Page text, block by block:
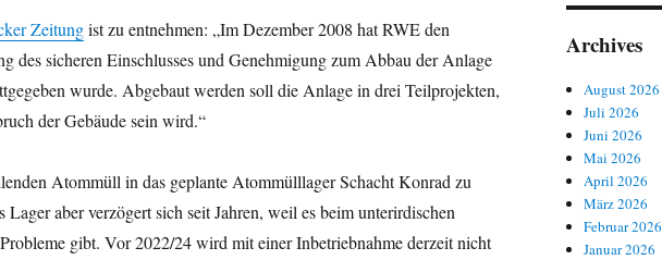
Zeitungist zu entnehmen: „Im Dezember 2008 hat RWE den
des sicheren Einschlusses und Genehmigung zum Abbau der Anlage
wurde. Abgebaut werden soll die Anlage in drei Teilprojekten,
der Gebäude sein wird.“
Atommüll in das geplante Atommülllager Schacht Konrad zu
Lager aber verzögert sich seit Jahren, weil es beim unterirdischen
gibt. Vor 2022/24 wird mit einer Inbetriebnahme derzeit nicht
Archives
August 2026
Juli 2026
Juni 2026
Mai 2026
April 2026
März 2026
Februar 2026
Januar 2026